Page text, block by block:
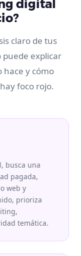
digital
claro de tus
puede explicar
hace y cómo
foco rojo.
busca una
pagada,
web y
prioriza
temática.